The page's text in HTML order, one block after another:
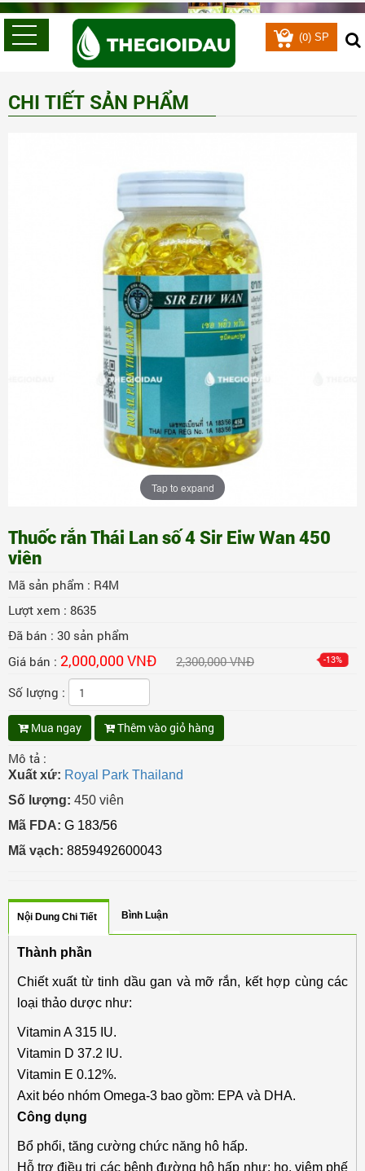
(0) SP
CHI TIẾT SẢN PHẨM
Tap to expand
Thuốc rắn Thái Lan số 4 Sir Eiw Wan 450
viên
Mã sản phẩm : R4M
Lượt xem : 8635
Đã bán : 30 sản phẩm
Giá bán : 2,000,000 VNĐ 2,300,000 VNĐ -13%
Số lượng :
Mua ngay Thêm vào giỏ hàng
Mô tả :
Xuất xứ: Royal Park Thailand
Số lượng: 450 viên
Mã FDA: G 183/56
Mã vạch: 8859492600043
Nội Dung Chi Tiết Bình Luận
Thành phần
Chiết xuất từ tinh dầu gan và mỡ rắn, kết hợp cùng các
loại thảo dược như:
Vitamin A 315 IU.
Vitamin D 37.2 IU.
Vitamin E 0.12%.
Axit béo nhóm Omega-3 bao gồm: EPA và DHA.
Công dụng
Bổ phổi, tăng cường chức năng hô hấp.
Hỗ trợ điều trị các bệnh đường hô hấp như: ho, viêm phế